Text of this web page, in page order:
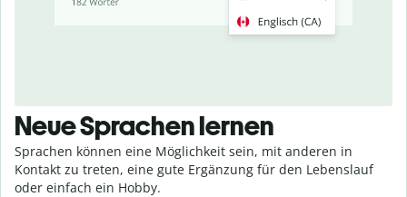
Neue Sprachen lernen
Sprachen können eine Möglichkeit sein, mit anderen in
Kontakt zu treten, eine gute Ergänzung für den Lebenslauf
oder einfach ein Hobby.